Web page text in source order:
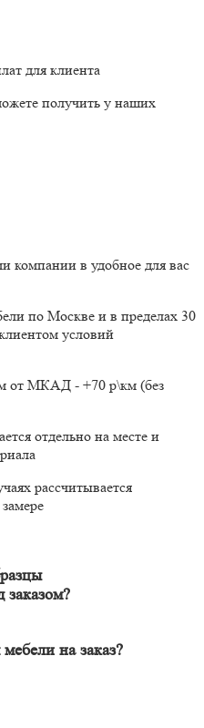
для клиента
получить у наших
компании в удобное для вас
по Москве и в пределах 30
условий
от МКАД - +70 р\км (без
отдельно на месте и
рассчитывается
заказом?
как будут выглядеть
на заказ?
части изделий составляет